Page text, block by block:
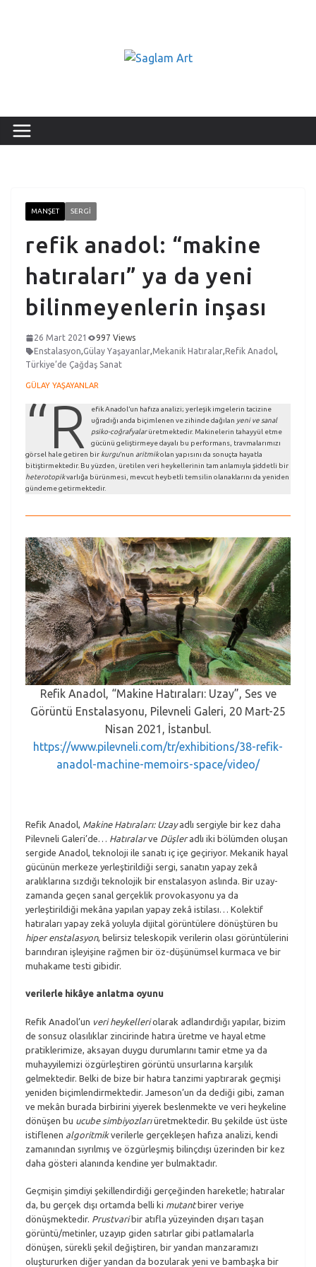
MANŞET SERGI
refik anadol: “makine
hatıraları” ya da yeni
bilinmeyenlerin inşası
26 Mart 2021
997 Views
Enstalasyon,Gülay Yaşayanlar,Mekanik Hatıralar,Refik Anadol,
Türkiye’de Çağdaş Sanat
GÜLAY YAŞAYANLAR
“R
efik Anadol’un hafıza analizi; yerleşik imgelerin tacizine
uğradığı anda biçimlenen ve zihinde dağılan yeni ve sanal
psiko-coğrafyalarüretmektedir. Makinelerin tahayyül etme
gücünü geliştirmeye dayalı bu performans, travmalarımızı
görsel hale getiren bir kurgu’nun aritmikolan yapısını da sonuçta hayatla
bitiştirmektedir. Bu yüzden, üretilen veri heykellerinin tam anlamıyla şiddetli bir
heterotopikvarlığa bürünmesi, mevcut heybetli temsilin olanaklarını da yeniden
gündeme getirmektedir.
Refik Anadol, “Makine Hatıraları: Uzay”, Ses ve
Görüntü Enstalasyonu, Pilevneli Galeri, 20 Mart-25
Nisan 2021, İstanbul.
https://www.pilevneli.com/tr/exhibitions/38-refik-
anadol-machine-memoirs-space/video/
Refik Anadol, Makine Hatıraları: Uzayadlı sergiyle bir kez daha
Pilevneli Galeri’de… Hatıralarve Düşleradlı iki bölümden oluşan
sergide Anadol, teknoloji ile sanatı iç içe geçiriyor. Mekanik hayal
gücünün merkeze yerleştirildiği sergi, sanatın yapay zekâ
aralıklarına sızdığı teknolojik bir enstalasyon aslında. Bir uzay-
zamanda geçen sanal gerçeklik provokasyonu ya da
yerleştirildiği mekâna yapılan yapay zekâ istilası… Kolektif
hatıraları yapay zekâ yoluyla dijital görüntülere dönüştüren bu
hiper enstalasyon, belirsiz teleskopik verilerin olası görüntülerini
barındıran işleyişine rağmen bir öz-düşünümsel kurmaca ve bir
muhakame testi gibidir.
verilerle hikâye anlatma oyunu
Refik Anadol’un veri heykelleriolarak adlandırdığı yapılar, bizim
de sonsuz olasılıklar zincirinde hatıra üretme ve hayal etme
pratiklerimize, aksayan duygu durumlarını tamir etme ya da
muhayyilemizi özgürleştiren görüntü unsurlarına karşılık
gelmektedir. Belki de bize bir hatıra tanzimi yaptırarak geçmişi
yeniden biçimlendirmektedir. Jameson’un da dediği gibi, zaman
ve mekân burada birbirini yiyerek beslenmekte ve veri heykeline
dönüşen bu ucube simbiyozlarıüretmektedir. Bu şekilde üst üste
istiflenen algoritmikverilerle gerçekleşen hafıza analizi, kendi
zamanından sıyrılmış ve özgürleşmiş bilinçdışı üzerinden bir kez
daha gösteri alanında kendine yer bulmaktadır.
Geçmişin şimdiyi şekillendirdiği gerçeğinden hareketle; hatıralar
da, bu gerçek dışı ortamda belli ki mutant birer veriye
dönüşmektedir. Prustvaribir atıfla yüzeyinden dışarı taşan
görüntü/metinler, uzayıp giden satırlar gibi patlamalarla
dönüşen, sürekli şekil değiştiren, bir yandan manzaramızı
oluştururken diğer yandan da bozularak yeni ve bambaşka bir